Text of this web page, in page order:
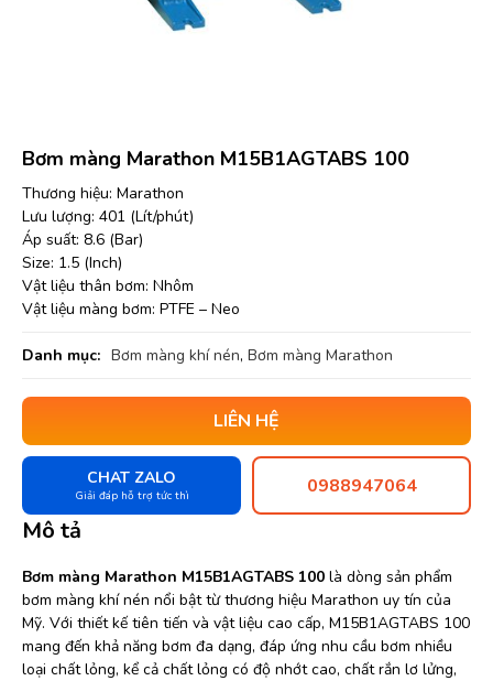
Bơm màng Marathon M15B1AGTABS 100
Thương hiệu: Marathon
Lưu lượng: 401 (Lít/phút)
Áp suất: 8.6 (Bar)
Size: 1.5 (Inch)
Vật liệu thân bơm: Nhôm
Vật liệu màng bơm: PTFE – Neo
Danh mục: Bơm màng khí nén, Bơm màng Marathon
LIÊN HỆ
CHAT ZALO
Giải đáp hỗ trợ tức thì 0988947064
Mô tả
Bơm màng Marathon M15B1AGTABS 100 là dòng sản phẩm
bơm màng khí nén nổi bật từ thương hiệu Marathon uy tín của
Mỹ. Với thiết kế tiên tiến và vật liệu cao cấp, M15B1AGTABS 100
mang đến khả năng bơm đa dạng, đáp ứng nhu cầu bơm nhiều
loại chất lỏng, kể cả chất lỏng có độ nhớt cao, chất rắn lơ lửng,